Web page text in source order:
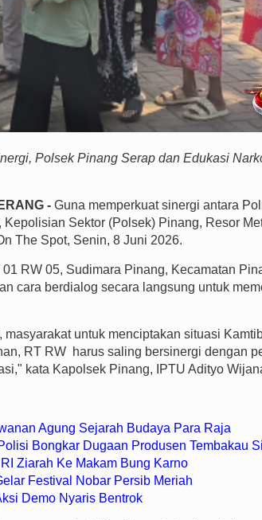
Polsek Pinang Serap dan Edukasi
- Guna memperkuat sinergi antara
Sektor (Polsek) Pinang, Resor
The Spot, Senin, 8 Juni 2026.
RW 05, Sudimara Pinang, Kecamatan
cara berdialog secara langsung untuk
untuk menciptakan situasi
RT RW harus saling bersinergi dengan
kata Kapolsek Pinang, IPTU Adityo
Agung Sejarah Budaya Para Raja
Bongkar Dugaan Produsen Tembakau
Ziarah Ke Makam Bung Karno
Festival Nobar Persib Meriah
Demo Nyaris Bentrok